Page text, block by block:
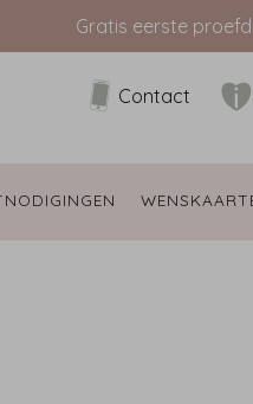
Gratis eerste
Contact